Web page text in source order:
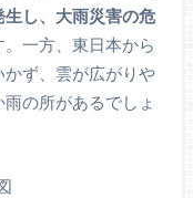
し、大雨災害の危
一方、東日本から
ず、雲が広がりや
の所があるでしょ